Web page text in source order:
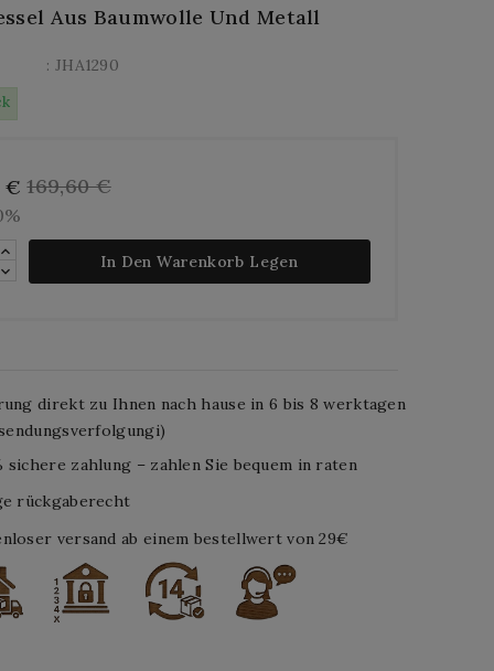
Aus Baumwolle Und Metall
: JHA1290
€ 169,60 €
In Den Warenkorb Legen
direkt zu Ihnen nach hause in 6 bis 8 werktagen
sichere zahlung – zahlen Sie bequem in raten
rückgaberecht
versand ab einem bestellwert von 29€